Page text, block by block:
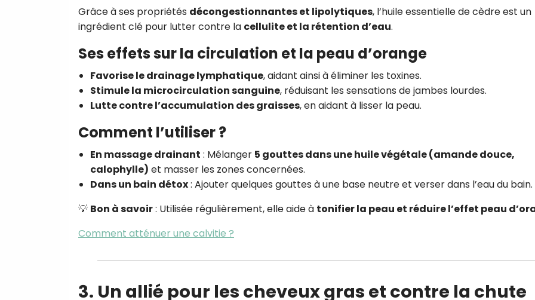
Grâce à ses propriétés décongestionnantes et lipolytiques, l’huile essentielle de cèdre est un
ingrédient clé pour lutter contre la cellulite et la rétention d’eau.
Ses effets sur la circulation et la peau d’orange
Favorise le drainage lymphatique, aidant ainsi à éliminer les toxines.
Stimule la microcirculation sanguine, réduisant les sensations de jambes lourdes.
Lutte contre l’accumulation des graisses, en aidant à lisser la peau.
Comment l’utiliser ?
En massage drainant : Mélanger 5 gouttes dans une huile végétale (amande douce,
calophylle) et masser les zones concernées.
Dans un bain détox: Ajouter quelques gouttes à une base neutre et verser dans l’eau du bain.
💡 Bon à savoir: Utilisée régulièrement, elle aide à tonifier la peau et réduire l’effet peau
Comment atténuer une calvitie ?
3. Un allié pour les cheveux gras et contre la chute